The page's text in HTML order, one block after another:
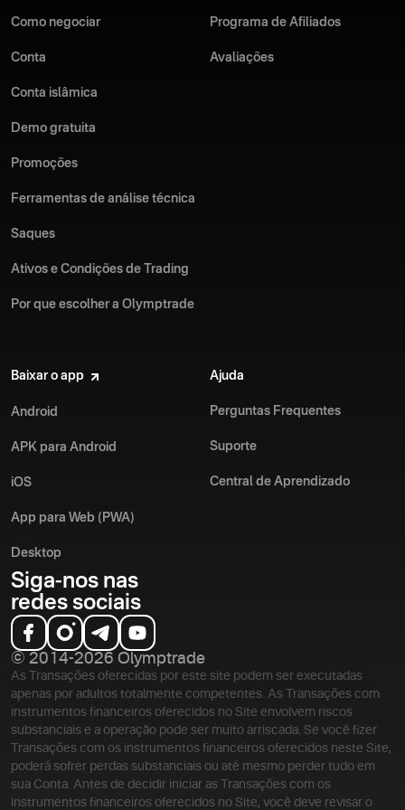
Como negociar
Conta
Conta islâmica
Demo gratuita
Promoções
Ferramentas de análise técnica
Saques
Ativos e Condições de Trading
Por que escolher a Olymptrade
Programa de Afiliados
Avaliações
Baixar o app
Android
APK para Android
iOS
App para Web (PWA)
Desktop
Ajuda
Perguntas Frequentes
Suporte
Central de Aprendizado
Siga-nos nas
redes sociais
© 2014-2026 Olymptrade
As Transações oferecidas por este site podem ser executadas
apenas por adultos totalmente competentes. As Transações com
instrumentos financeiros oferecidos no Site envolvem riscos
substanciais e a operação pode ser muito arriscada. Se você fizer
Transações com os instrumentos financeiros oferecidos neste Site,
poderá sofrer perdas substanciais ou até mesmo perder tudo em
sua Conta. Antes de decidir iniciar as Transações com os
instrumentos financeiros oferecidos no Site, você deve revisar o